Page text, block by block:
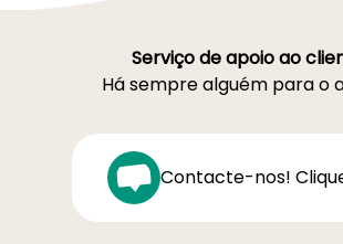
Serviço de apoio ao
Há sempre alguém para o
Contacte-nos!